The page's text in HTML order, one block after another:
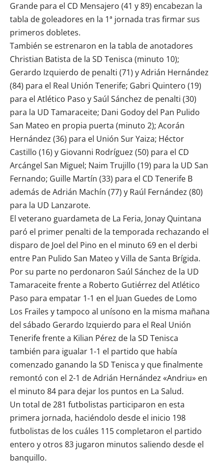
Grande para el CD Mensajero (41 y 89) encabezan la
tabla de goleadores en la 1ª jornada tras firmar sus
primeros dobletes.
También se estrenaron en la tabla de anotadores
Christian Batista de la SD Tenisca (minuto 10);
Gerardo Izquierdo de penalti (71) y Adrián Hernández
(84) para el Real Unión Tenerife; Gabri Quintero (19)
para el Atlético Paso y Saúl Sánchez de penalti (30)
para la UD Tamaraceite; Dani Godoy del Pan Pulido
San Mateo en propia puerta (minuto 2); Acorán
Hernández (36) para el Unión Sur Yaiza; Héctor
Castillo (16) y Giovanni Rodríguez (50) para el CD
Arcángel San Miguel; Naim Trujillo (19) para la UD San
Fernando; Guille Martín (33) para el CD Tenerife B
además de Adrián Machín (77) y Raúl Fernández (80)
para la UD Lanzarote.
El veterano guardameta de La Feria, Jonay Quintana
paró el primer penalti de la temporada rechazando el
disparo de Joel del Pino en el minuto 69 en el derbi
entre Pan Pulido San Mateo y Villa de Santa Brígida.
Por su parte no perdonaron Saúl Sánchez de la UD
Tamaraceite frente a Roberto Gutiérrez del Atlético
Paso para empatar 1-1 en el Juan Guedes de Lomo
Los Frailes y tampoco al unísono en la misma mañana
del sábado Gerardo Izquierdo para el Real Unión
Tenerife frente a Kilian Pérez de la SD Tenisca
también para igualar 1-1 el partido que había
comenzado ganando la SD Tenisca y que finalmente
remontó con el 2-1 de Adrián Hernández «Andriu» en
el minuto 84 para dejar los puntos en La Salud.
Un total de 281 futbolistas participaron en esta
primera jornada, haciéndolo desde el inicio 198
futbolistas de los cuáles 115 completaron el partido
entero y otros 83 jugaron minutos saliendo desde el
banquillo.